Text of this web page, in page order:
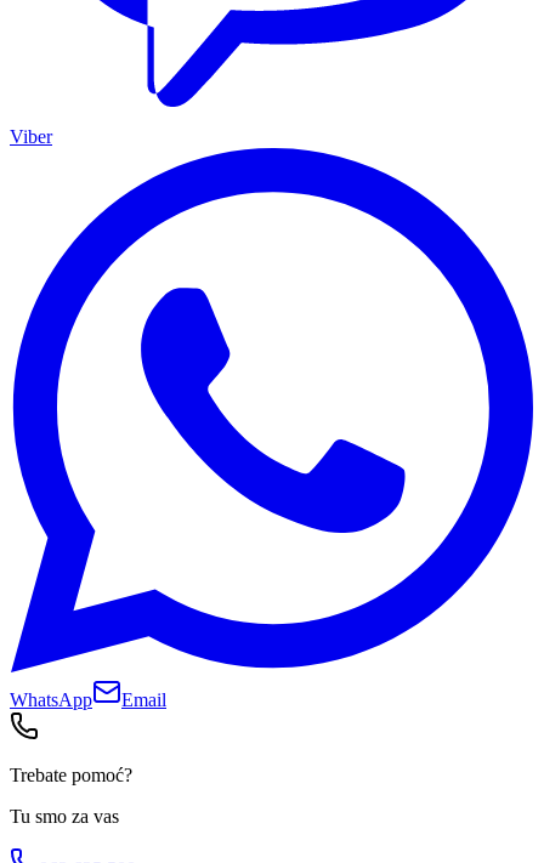
Viber
WhatsApp Email
Trebate pomoć?
Tu smo za vas